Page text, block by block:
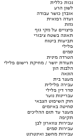
נכות כללית
לשון הרע
אובדן כושר עבודה
ועדה רפואית
גזזת
פיצויים על נזקי גוף
תאונה בשטח ציבורי
תביעות ביטוח
פלילי
סמים
הטרדה מינית
תעודת יושר / מחיקת רישום פלילי
הלבנת הון
הונאה
מעצר בית
עבירה פלילית
סדר דין פלילי
עבריינות נוער
חוק השיפוט הצבאי
סחיטה באיומים
מעצר עד תום ההליכים
תקיפה
עבירות צווארון לבן
עבירות סמים
עבירות מחשב ואינטרנט